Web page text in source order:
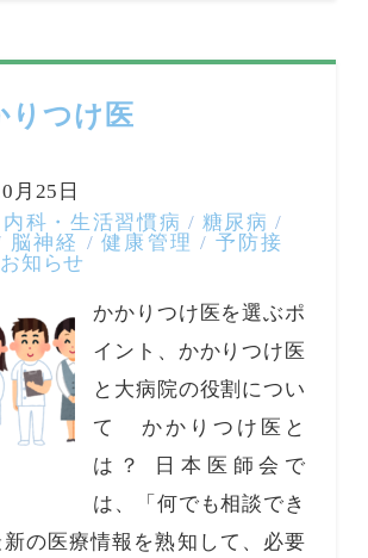
りつけ医
月25日
内科・生活習慣病 / 糖尿病 /
脳神経 / 健康管理 / 予防接
お知らせ
かかりつけ医を選ぶポ
イント、かかりつけ医
と大病院の役割につい
て かかりつけ医と
は？ 日本医師会で
は、「何でも相談でき
の医療情報を熟知して、必要